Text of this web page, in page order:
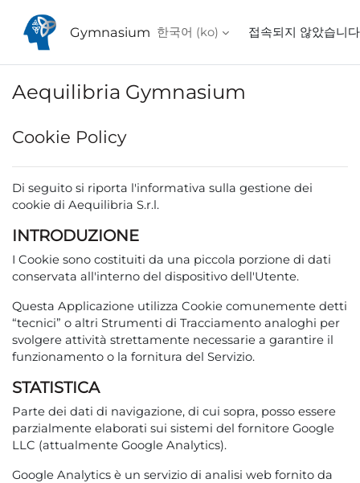
Gymnasium 한국어 ‎(ko)‎ 접속되지 않았습니
Aequilibria Gymnasium
Cookie Policy
Di seguito si riporta l'informativa sulla gestione dei
cookie di Aequilibria S.r.l.
INTRODUZIONE
I Cookie sono costituiti da una piccola porzione di dati
conservata all'interno del dispositivo dell'Utente.
Questa Applicazione utilizza Cookie comunemente detti
“tecnici” o altri Strumenti di Tracciamento analoghi per
svolgere attività strettamente necessarie a garantire il
funzionamento o la fornitura del Servizio.
STATISTICA
Parte dei dati di navigazione, di cui sopra, posso essere
parzialmente elaborati sui sistemi del fornitore Google
LLC (attualmente Google Analytics).
Google Analytics è un servizio di analisi web fornito da